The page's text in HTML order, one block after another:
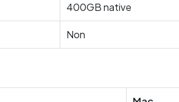
400GB native
Non